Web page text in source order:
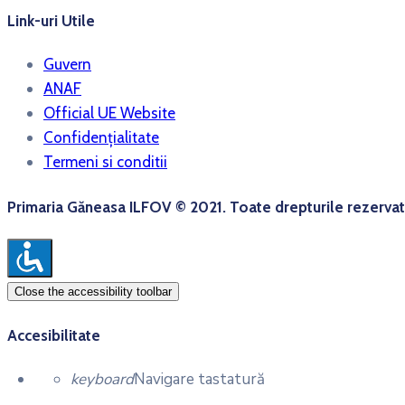
Link-uri Utile
Guvern
ANAF
Official UE Website
Confidențialitate
Termeni si conditii
Primaria Găneasa ILFOV © 2021. Toate drepturile
Close the accessibility toolbar
Accesibilitate
keyboardNavigare tastatură